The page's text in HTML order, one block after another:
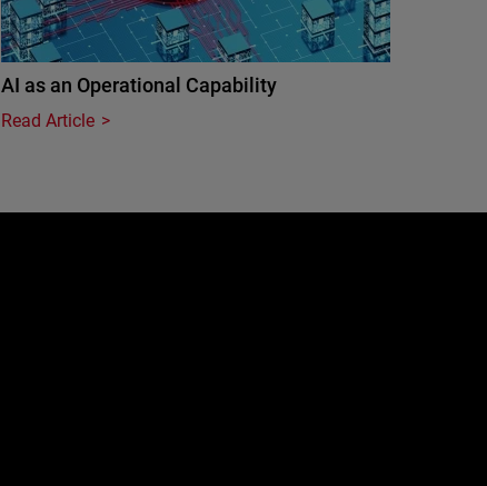
AI as an Operational Capability
Read Article